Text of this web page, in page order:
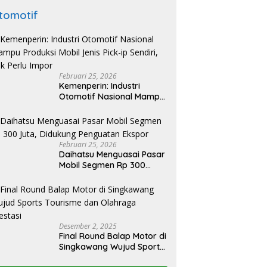
Februari 25, 2026
Kemenperin: Industri
Otomotif Nasional Mampu
ip Sendiri, Tak Perlu Impor
Februari 25, 2026
Daihatsu Menguasai Pasar
Mobil Segmen Rp 300
Ekspor
Desember 2, 2025
Final Round Balap Motor di
Singkawang Wujud Sports